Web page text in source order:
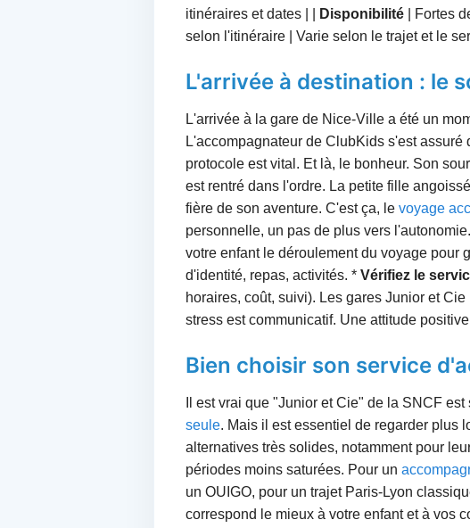
itinéraires et dates | |
Disponibilité | Fortes
selon l'itinéraire | Varie selon le trajet et le
L'arrivée à destination : le
L'arrivée à la gare de Nice-Ville a été un
L'accompagnateur de ClubKids s'est
protocole est vital. Et là, le bonheur. Son
est rentré dans l'ordre. La petite fille
fière de son aventure. C'est ça, le voyage
personnelle, un pas de plus vers l'autonomie.
votre enfant le déroulement du voyage pour
d'identité, repas, activités. * Vérifiez le
horaires, coût, suivi). Les gares Junior et
stress est communicatif. Une attitude
Bien choisir son service
Il est vrai que "Junior et Cie" de la SNCF
seule. Mais il est essentiel de regarder plus
alternatives très solides, notamment pour
périodes moins saturées. Pour un
un OUIGO, pour un trajet Paris-Lyon
correspond le mieux à votre enfant et à vos